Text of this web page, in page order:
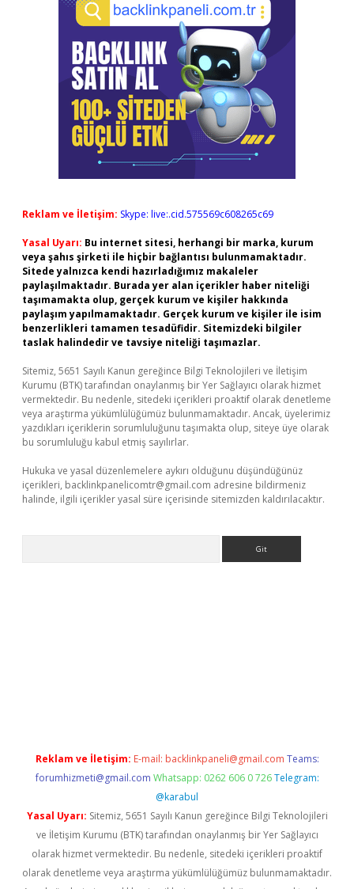
Reklam ve İletişim: Skype: live:.cid.575569c608265c69
Yasal Uyarı: Bu internet sitesi, herhangi bir marka, kurum
veya şahıs şirketi ile hiçbir bağlantısı bulunmamaktadır.
Sitede yalnızca kendi hazırladığımız makaleler
paylaşılmaktadır. Burada yer alan içerikler haber niteliği
taşımamakta olup, gerçek kurum ve kişiler hakkında
paylaşım yapılmamaktadır. Gerçek kurum ve kişiler ile isim
benzerlikleri tamamen tesadüfidir. Sitemizdeki bilgiler
taslak halindedir ve tavsiye niteliği taşımazlar.
Sitemiz, 5651 Sayılı Kanun gereğince Bilgi Teknolojileri ve İletişim
Kurumu (BTK) tarafından onaylanmış bir Yer Sağlayıcı olarak hizmet
vermektedir. Bu nedenle, sitedeki içerikleri proaktif olarak denetleme
veya araştırma yükümlülüğümüz bulunmamaktadır. Ancak, üyelerimiz
yazdıkları içeriklerin sorumluluğunu taşımakta olup, siteye üye olarak
bu sorumluluğu kabul etmiş sayılırlar.
Hukuka ve yasal düzenlemelere aykırı olduğunu düşündüğünüz
içerikleri, backlinkpanelicomtr@gmail.com adresine bildirmeniz
halinde, ilgili içerikler yasal süre içerisinde sitemizden kaldırılacaktır.
Reklam ve İletişim: E-mail: backlinkpaneli@gmail.com Teams:
forumhizmeti@gmail.com Whatsapp: 0262 606 0 726 Telegram:
@karabul
Yasal Uyarı: Sitemiz, 5651 Sayılı Kanun gereğince Bilgi Teknolojileri
ve İletişim Kurumu (BTK) tarafından onaylanmış bir Yer Sağlayıcı
olarak hizmet vermektedir. Bu nedenle, sitedeki içerikleri proaktif
olarak denetleme veya araştırma yükümlülüğümüz bulunmamaktadır.